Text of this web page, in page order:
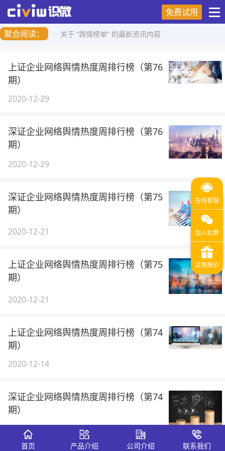
免费试用
聚合阅读：
关于 “舆情榜单” 的最新资讯内容
上证企业网络舆情热度周排行榜（第76
期）
2020-12-29
深证企业网络舆情热度周排行榜（第76
期）
2020-12-29
深证企业网络舆情热度周排行榜（第75
期）
2020-12-21
上证企业网络舆情热度周排行榜（第75
期）
2020-12-21
上证企业网络舆情热度周排行榜（第74
期）
2020-12-14
深证企业网络舆情热度周排行榜（第74
期）
2020-12-14
首页 产品介绍 公司介绍 联系我们